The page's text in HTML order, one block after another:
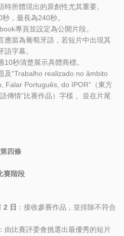
所體現出的原創性尤其重要。
，最長為240秒。
專頁並設定為公開片段。
應當為葡萄牙語，若短片中出現其
字幕。
秒清楚展示具體商標。
及“Trabalho realizado no âmbito
Falar Português, do IPOR”（東方
傳情”比賽作品）字樣， 並在片尾
第四條
賽階段
2 日 ：接收參賽作品，並排除不符合
：由比賽評委會挑選出最優秀的短片